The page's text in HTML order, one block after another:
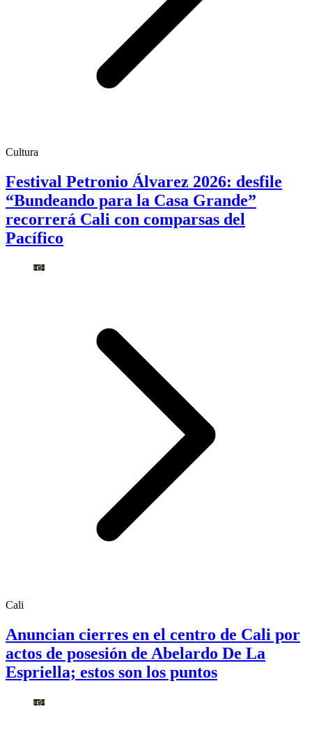
Cultura
Festival Petronio Álvarez 2026: desfile
“Bundeando para la Casa Grande”
recorrerá Cali con comparsas del
Pacífico
Cali
Anuncian cierres en el centro de Cali por
actos de posesión de Abelardo De La
Espriella; estos son los puntos